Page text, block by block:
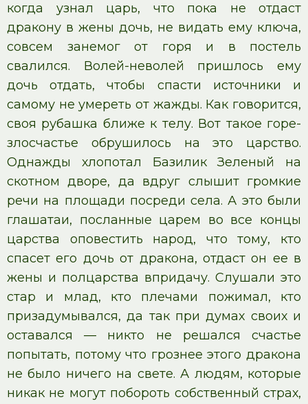
когда узнал царь, что пока не отдаст
дракону в жены дочь, не видать ему ключа,
совсем занемог от горя и в постель
свалился. Волей-неволей пришлось ему
дочь отдать, чтобы спасти источники и
самому не умереть от жажды. Как говорится,
своя рубашка ближе к телу. Вот такое горе-
злосчастье обрушилось на это царство.
Однажды хлопотал Базилик Зеленый на
скотном дворе, да вдруг слышит громкие
речи на площади посреди села. А это были
глашатаи, посланные царем во все концы
царства оповестить народ, что тому, кто
спасет его дочь от дракона, отдаст он ее в
жены и полцарства впридачу. Слушали это
стар и млад, кто плечами пожимал, кто
призадумывался, да так при думах своих и
оставался — никто не решался счастье
попытать, потому что грознее этого дракона
не было ничего на свете. А людям, которые
никак не могут побороть собственный страх,